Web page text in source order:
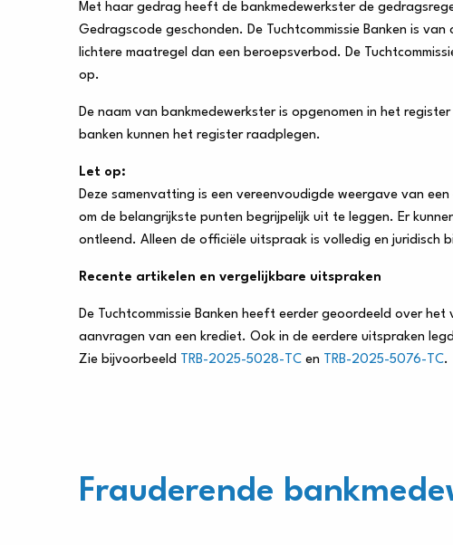
Met haar gedrag heeft de bankmedewerkster de
Gedragscode geschonden. De Tuchtcommissie Banken is
lichtere maatregel dan een beroepsverbod. De
op.
De naam van bankmedewerkster is opgenomen in het
banken kunnen het register raadplegen.
Let op:
Deze samenvatting is een vereenvoudigde weergave van
om de belangrijkste punten begrijpelijk uit te leggen. Er
ontleend. Alleen de officiële uitspraak is volledig en juridisch
Recente artikelen en vergelijkbare uitspraken
De Tuchtcommissie Banken heeft eerder geoordeeld over
aanvragen van een krediet. Ook in de eerdere uitspraken
Zie bijvoorbeeld TRB-2025-5028-TC en TRB-2025-5076-TC.
Frauderende